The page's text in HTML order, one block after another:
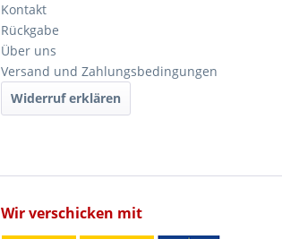
Kontakt
Rückgabe
Über uns
Versand und Zahlungsbedingungen
Widerruf erklären
Wir verschicken mit